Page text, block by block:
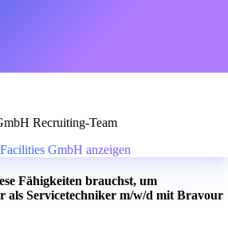
Recruiting-Team
GmbH anzeigen
Fähigkeiten brauchst, um
Servicetechniker m/w/d mit Bravour